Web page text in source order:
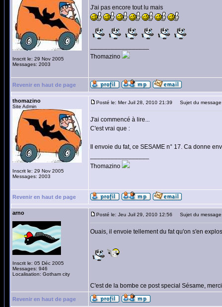
Inscrit le: 29 Nov 2005
Messages: 2003
J'ai pas encore tout lu mais
Thomazino
Revenir en haut de page
thomazino
Site Admin
Inscrit le: 29 Nov 2005
Messages: 2003
Posté le: Mer Juil 28, 2010 21:39 Sujet du
J'ai commencé à lire...
C'est vrai que :
Il envoie du fat, ce SESAME n° 17. Ca donne
Thomazino
Revenir en haut de page
arno
Inscrit le: 05 Déc 2005
Messages: 946
Localisation: Gotham city
Posté le: Jeu Juil 29, 2010 12:56 Sujet du
Ouais, il envoie tellement du fat qu'on s'en
C'est de la bombe ce post special Sésame,
Revenir en haut de page